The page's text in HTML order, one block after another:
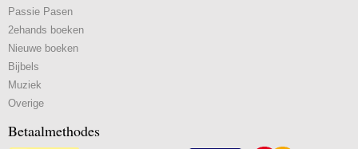
Passie Pasen
2ehands boeken
Nieuwe boeken
Bijbels
Muziek
Overige
Betaalmethodes